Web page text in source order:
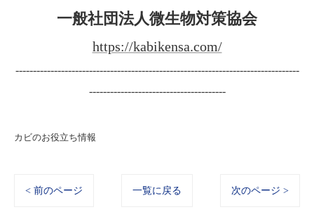
一般社団法人微生物対策協会
https://kabikensa.com/
---------------------------------------------------------------------------------
---------------------------------------
カビのお役立ち情報
< 前のページ 一覧に戻る 次のページ >